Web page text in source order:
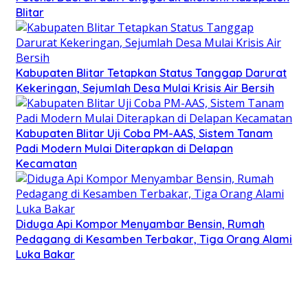
Blitar
Kabupaten Blitar Tetapkan Status Tanggap Darurat
Kekeringan, Sejumlah Desa Mulai Krisis Air Bersih
Kabupaten Blitar Uji Coba PM-AAS, Sistem Tanam
Padi Modern Mulai Diterapkan di Delapan
Kecamatan
Diduga Api Kompor Menyambar Bensin, Rumah
Pedagang di Kesamben Terbakar, Tiga Orang Alami
Luka Bakar